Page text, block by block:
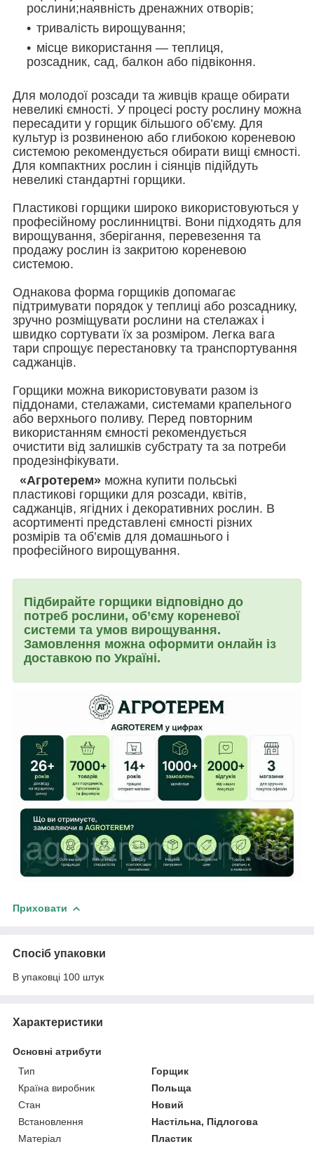
рослини;наявність дренажних отворів;
тривалість вирощування;
місце використання — теплиця,
розсадник, сад, балкон або підвіконня.
Для молодої розсади та живців краще обирати
невеликі ємності. У процесі росту рослину можна
пересадити у горщик більшого об’єму. Для
культур із розвиненою або глибокою кореневою
системою рекомендується обирати вищі ємності.
Для компактних рослин і сіянців підійдуть
невеликі стандартні горщики.
Пластикові горщики широко використовуються у
професійному рослинництві. Вони підходять для
вирощування, зберігання, перевезення та
продажу рослин із закритою кореневою
системою.
Однакова форма горщиків допомагає
підтримувати порядок у теплиці або розсаднику,
зручно розміщувати рослини на стелажах і
швидко сортувати їх за розміром. Легка вага
тари спрощує перестановку та транспортування
саджанців.
Горщики можна використовувати разом із
піддонами, стелажами, системами крапельного
або верхнього поливу. Перед повторним
використанням ємності рекомендується
очистити від залишків субстрату та за потреби
продезінфікувати.
«Агротерем» можна купити польські
пластикові горщики для розсади, квітів,
саджанців, ягідних і декоративних рослин. В
асортименті представлені ємності різних
розмірів та об’ємів для домашнього і
професійного вирощування.
Підбирайте горщики відповідно до
потреб рослини, об’єму кореневої
системи та умов вирощування.
Замовлення можна оформити онлайн із
доставкою по Україні.
Приховати
Спосіб упаковки
В упаковці 100 штук
Характеристики
Основні атрибути
Тип
Горщик
Країна виробник
Польща
Стан
Новий
Встановлення
Настільна, Підлогова
Матеріал
Пластик